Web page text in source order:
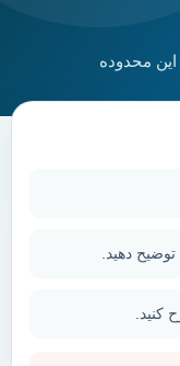
این محدوده
دهید.